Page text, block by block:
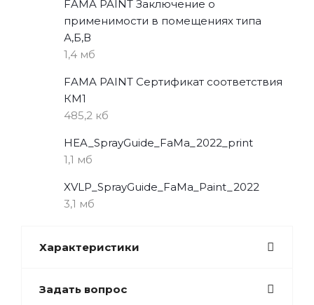
FAMA PAINT Заключение о
применимости в помещениях типа
А,Б,В
1,4 мб
FAMA PAINT Сертификат соответствия
КМ1
485,2 кб
HEA_SprayGuide_FaMa_2022_print
1,1 мб
XVLP_SprayGuide_FaMa_Paint_2022
3,1 мб
Характеристики
Задать вопрос